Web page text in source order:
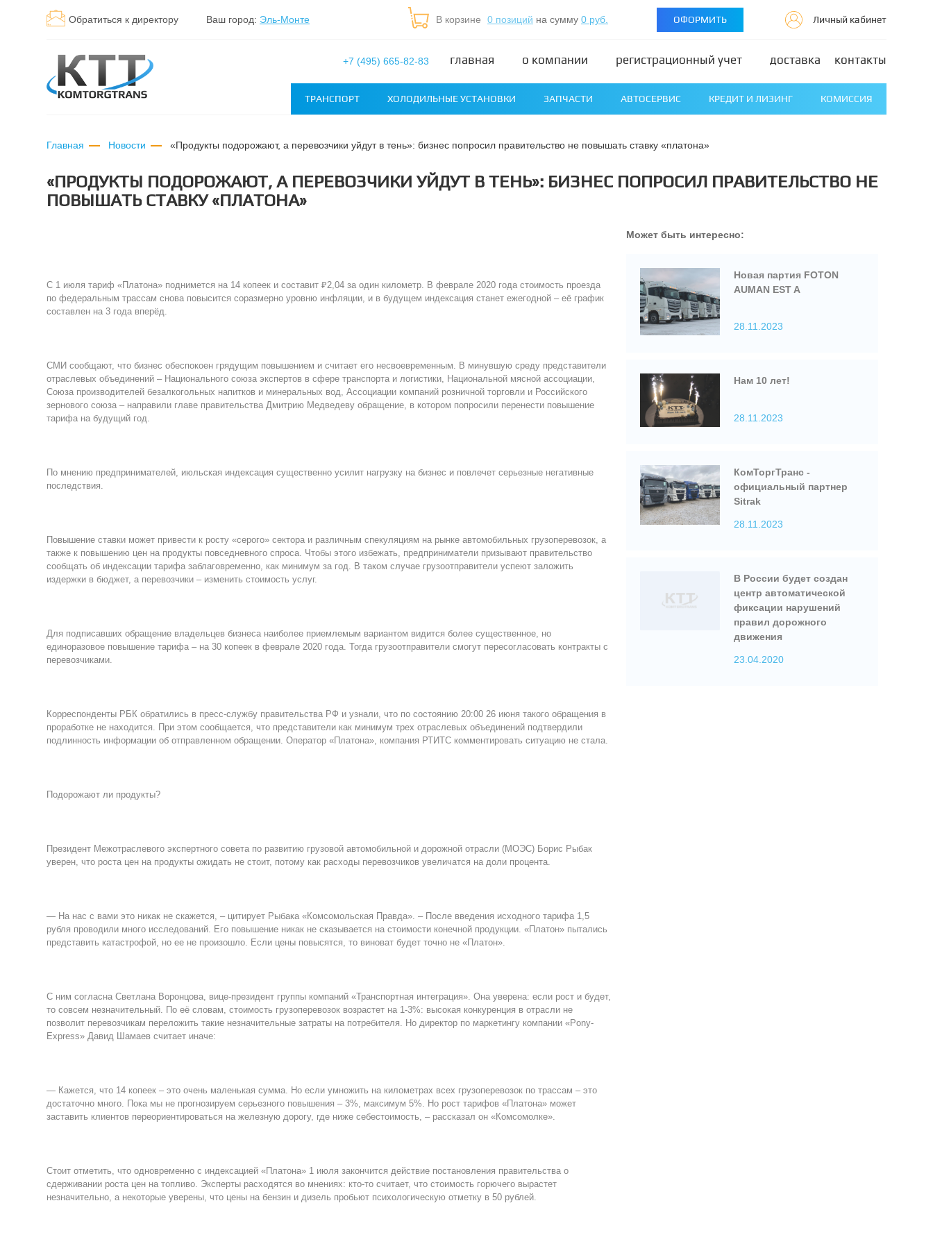
Обратиться к директору Ваш город: Эль-Монте В корзине 0 позиций на сумму 0 руб. ОФОРМИТЬ Личный кабинет
+7 (495) 665-82-83 главная о компании регистрационный учет доставка контакты
ТРАНСПОРТ ХОЛОДИЛЬНЫЕ УСТАНОВКИ ЗАПЧАСТИ АВТОСЕРВИС КРЕДИТ И ЛИЗИНГ КОМИССИЯ
Главная Новости «продукты подорожают, а перевозчики уйдут в тень»: бизнес попросил правительство не повышать ставку «платона»
«ПРОДУКТЫ ПОДОРОЖАЮТ, А ПЕРЕВОЗЧИКИ УЙДУТ В ТЕНЬ»: БИЗНЕС ПОПРОСИЛ ПРАВИТЕЛЬСТВО НЕ
ПОВЫШАТЬ СТАВКУ «ПЛАТОНА»
С 1 июля тариф «Платона» поднимется на 14 копеек и составит ₽2,04 за один километр. В феврале 2020 года стоимость проезда
по федеральным трассам снова повысится соразмерно уровню инфляции, и в будущем индексация станет ежегодной – её график
составлен на 3 года вперёд.
СМИ сообщают, что бизнес обеспокоен грядущим повышением и считает его несвоевременным. В минувшую среду представители
отраслевых объединений – Национального союза экспертов в сфере транспорта и логистики, Национальной мясной ассоциации,
Союза производителей безалкогольных напитков и минеральных вод, Ассоциации компаний розничной торговли и Российского
зернового союза – направили главе правительства Дмитрию Медведеву обращение, в котором попросили перенести повышение
тарифа на будущий год.
По мнению предпринимателей, июльская индексация существенно усилит нагрузку на бизнес и повлечет серьезные негативные
последствия.
Повышение ставки может привести к росту «серого» сектора и различным спекуляциям на рынке автомобильных грузоперевозок, а
также к повышению цен на продукты повседневного спроса. Чтобы этого избежать, предприниматели призывают правительство
сообщать об индексации тарифа заблаговременно, как минимум за год. В таком случае грузоотправители успеют заложить
издержки в бюджет, а перевозчики – изменить стоимость услуг.
Для подписавших обращение владельцев бизнеса наиболее приемлемым вариантом видится более существенное, но
единоразовое повышение тарифа – на 30 копеек в феврале 2020 года. Тогда грузоотправители смогут пересогласовать контракты с
перевозчиками.
Корреспонденты РБК обратились в пресс-службу правительства РФ и узнали, что по состоянию 20:00 26 июня такого обращения в
проработке не находится. При этом сообщается, что представители как минимум трех отраслевых объединений подтвердили
подлинность информации об отправленном обращении. Оператор «Платона», компания РТИТС комментировать ситуацию не стала.
Подорожают ли продукты?
Президент Межотраслевого экспертного совета по развитию грузовой автомобильной и дорожной отрасли (МОЭС) Борис Рыбак
уверен, что роста цен на продукты ожидать не стоит, потому как расходы перевозчиков увеличатся на доли процента.
— На нас с вами это никак не скажется, – цитирует Рыбака «Комсомольская Правда». – После введения исходного тарифа 1,5
рубля проводили много исследований. Его повышение никак не сказывается на стоимости конечной продукции. «Платон» пытались
представить катастрофой, но ее не произошло. Если цены повысятся, то виноват будет точно не «Платон».
С ним согласна Светлана Воронцова, вице-президент группы компаний «Транспортная интеграция». Она уверена: если рост и будет,
то совсем незначительный. По её словам, стоимость грузоперевозок возрастет на 1-3%: высокая конкуренция в отрасли не
позволит перевозчикам переложить такие незначительные затраты на потребителя. Но директор по маркетингу компании «Pony-
Express» Давид Шамаев считает иначе:
— Кажется, что 14 копеек – это очень маленькая сумма. Но если умножить на километрах всех грузоперевозок по трассам – это
достаточно много. Пока мы не прогнозируем серьезного повышения – 3%, максимум 5%. Но рост тарифов «Платона» может
заставить клиентов переориентироваться на железную дорогу, где ниже себестоимость, – рассказал он «Комсомолке».
Стоит отметить, что одновременно с индексацией «Платона» 1 июля закончится действие постановления правительства о
сдерживании роста цен на топливо. Эксперты расходятся во мнениях: кто-то считает, что стоимость горючего вырастет
незначительно, а некоторые уверены, что цены на бензин и дизель пробьют психологическую отметку в 50 рублей.
Может быть интересно:
Новая партия FOTON
AUMAN EST A
28.11.2023
Нам 10 лет!
28.11.2023
КомТоргТранс -
официальный партнер
Sitrak
28.11.2023
В России будет создан
центр автоматической
фиксации нарушений
правил дорожного
движения
23.04.2020